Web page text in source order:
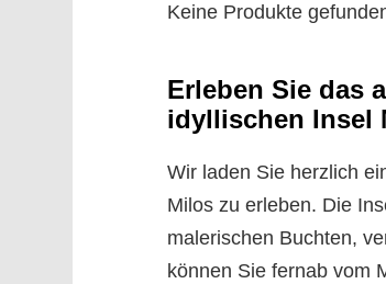
Keine Produkte
Erleben Sie das
idyllischen Insel
Wir laden Sie herzlich
Milos zu erleben. Die
malerischen Buchten,
können Sie fernab vom